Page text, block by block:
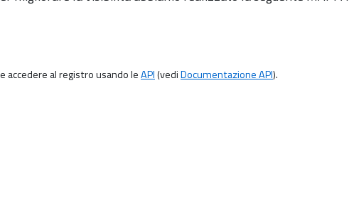
accedere al registro usando leAPI(vediDocumentazione API).